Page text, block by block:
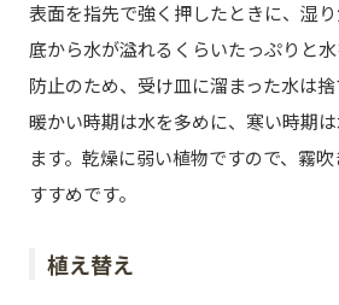
表面を指先で強く押したときに、湿
底から水が溢れるくらいたっぷりと
防止のため、受け皿に溜まった水は
暖かい時期は水を多めに、寒い時期
ます。乾燥に弱い植物ですので、霧
すすめです。
植え替え